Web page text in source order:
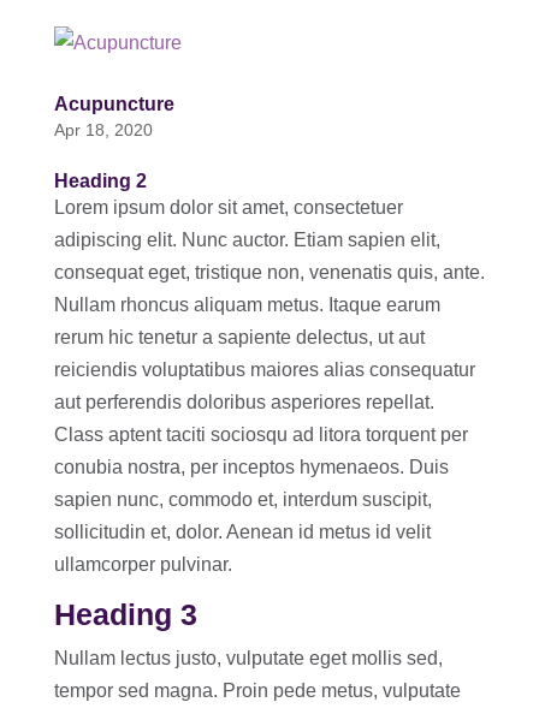
Acupuncture
Apr 18, 2020
Heading 2
Lorem ipsum dolor sit amet, consectetuer
adipiscing elit. Nunc auctor. Etiam sapien elit,
consequat eget, tristique non, venenatis quis, ante.
Nullam rhoncus aliquam metus. Itaque earum
rerum hic tenetur a sapiente delectus, ut aut
reiciendis voluptatibus maiores alias consequatur
aut perferendis doloribus asperiores repellat.
Class aptent taciti sociosqu ad litora torquent per
conubia nostra, per inceptos hymenaeos. Duis
sapien nunc, commodo et, interdum suscipit,
sollicitudin et, dolor. Aenean id metus id velit
ullamcorper pulvinar.
Heading 3
Nullam lectus justo, vulputate eget mollis sed,
tempor sed magna. Proin pede metus, vulputate